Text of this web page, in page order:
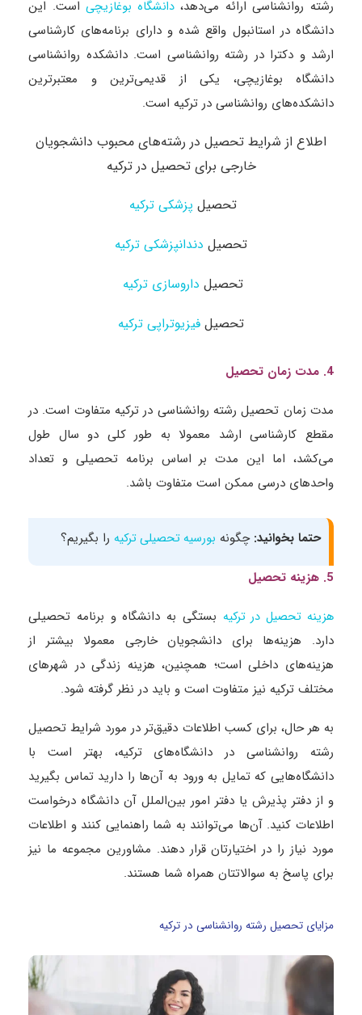
رشته روانشناسی ارائه می‌دهد، دانشگاه بوغازیچیاست. این
دانشگاه در استانبول واقع شده و دارای برنامه‌های کارشناسی
ارشد و دکترا در رشته روانشناسی است. دانشکده روانشناسی
دانشگاه بوغازیچی، یکی از قدیمی‌ترین و معتبرترین
دانشکده‌های روانشناسی در ترکیه است.
اطلاع از شرایط تحصیل در رشته‌های محبوب دانشجویان
خارجی برای تحصیل در ترکیه
تحصیل پزشکی ترکیه
تحصیل دندانپزشکی ترکیه
تحصیل داروسازی ترکیه
تحصیل فیزیوتراپی ترکیه
4. مدت زمان تحصیل
مدت زمان تحصیل رشته روانشناسی در ترکیه متفاوت است. در
مقطع کارشناسی ارشد معمولا به طور کلی دو سال طول
می‌کشد، اما این مدت بر اساس برنامه تحصیلی و تعداد
واحدهای درسی ممکن است متفاوت باشد.
حتما بخوانید: چگونه بورسیه تحصیلی ترکیه را بگیریم؟
5. هزینه تحصیل
هزینه تحصیل در ترکیه بستگی به دانشگاه و برنامه تحصیلی
دارد. هزینه‌ها برای دانشجویان خارجی معمولا بیشتر از
هزینه‌های داخلی است؛ همچنین، هزینه زندگی در شهرهای
مختلف ترکیه نیز متفاوت است و باید در نظر گرفته شود.
به هر حال، برای کسب اطلاعات دقیق‌تر در مورد شرایط تحصیل
رشته روانشناسی در دانشگاه‌های ترکیه، بهتر است با
دانشگاه‌هایی که تمایل به ورود به آن‌ها را دارید تماس بگیرید
و از دفتر پذیرش یا دفتر امور بین‌الملل آن دانشگاه درخواست
اطلاعات کنید. آن‌ها می‌توانند به شما راهنمایی کنند و اطلاعات
مورد نیاز را در اختیارتان قرار دهند. مشاورین مجموعه ما نیز
برای پاسخ به سوالاتتان همراه شما هستند.
مزایای تحصیل رشته روانشناسی در ترکیه